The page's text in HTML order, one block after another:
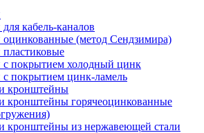
кабель-каналов
оцинкованные (метод Сендзимира)
с покрытием холодный цинк
с покрытием цинк-ламель
кронштейны
кронштейны горячеоцинкованные
кронштейны из нержавеющей стали